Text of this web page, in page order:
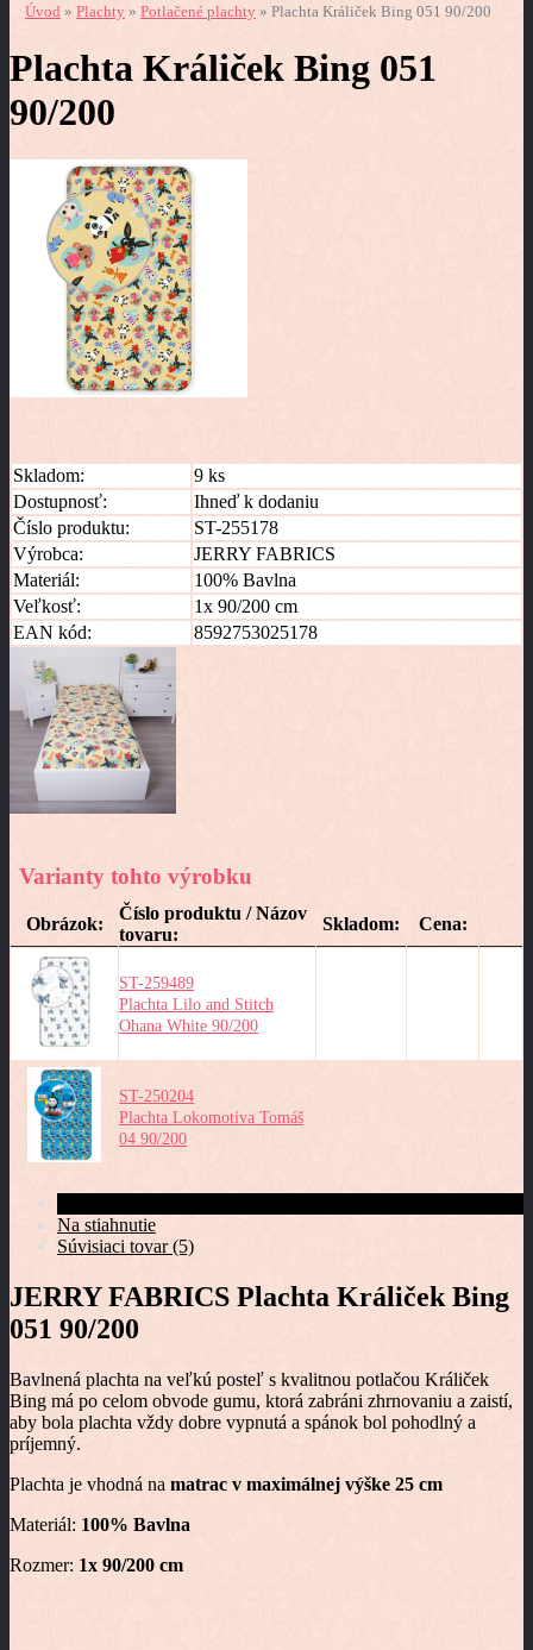
Úvod » Plachty » Potlačené plachty » Plachta Králiček Bing 051 90/200
Plachta Králiček Bing 051
90/200
Skladom:
9 ks
Dostupnosť:
Ihneď k dodaniu
Číslo produktu:
ST-255178
Výrobca:
JERRY FABRICS
Materiál:
100% Bavlna
Veľkosť:
1x 90/200 cm
EAN kód:
8592753025178
Varianty tohto výrobku
Obrázok:
Číslo produktu / Názov
tovaru:
Skladom: Cena:
ST-259489
Plachta Lilo and Stitch
Ohana White 90/200
ST-250204
Plachta Lokomotíva Tomáš
04 90/200
Na stiahnutie
Súvisiaci tovar (5)
JERRY FABRICS Plachta Králiček Bing
051 90/200
Bavlnená plachta na veľkú posteľ s kvalitnou potlačou Králiček
Bing má po celom obvode gumu, ktorá zabráni zhrnovaniu a zaistí,
aby bola plachta vždy dobre vypnutá a spánok bol pohodlný a
príjemný.
Plachta je vhodná na matrac v maximálnej výške 25 cm
Materiál: 100% Bavlna
Rozmer: 1x 90/200 cm